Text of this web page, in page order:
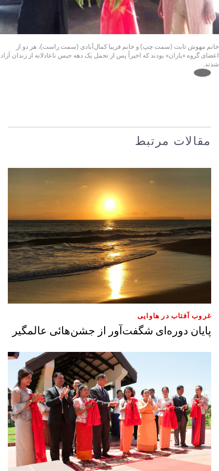
خانم مهوش ثابت (سمت چپ) و خانم فریبا کمال‌آبادی (سمت راست)، هر دو از
اعضای گروه «یاران» بودند که اخیراً پس از تحمل یک دهه حبس ناعادلانه از زندان آزاد
شدند.
مقالات مرتبط
غروب آفتاب در هاوایی
پایان دوره‌ای شگفت‌آور از جشن‌هائی‌ عالمگیر